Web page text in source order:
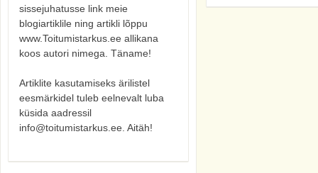
sissejuhatusse link meie
blogiartiklile ning artikli lõppu
www.Toitumistarkus.ee allikana
koos autori nimega. Täname!
Artiklite kasutamiseks ärilistel
eesmärkidel tuleb eelnevalt luba
küsida aadressil
info@toitumistarkus.ee. Aitäh!